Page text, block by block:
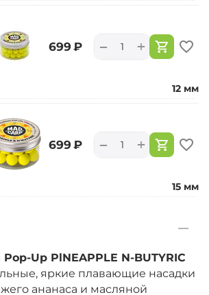
‍699‍ ₽ +
−
12 мм
‍699‍ ₽ +
−
15 мм
Up PlNEAPPLE N-BUTYRIC
яркие плавающие насадки
ананаса и масляной